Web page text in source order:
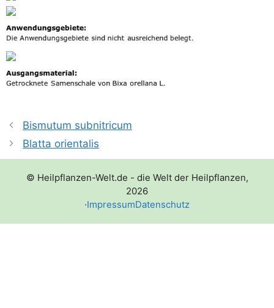
Bismutum subnitricum
Blatta orientalis
© Heilpflanzen-Welt.de - die Welt der Heilpflanzen,
2026
·ImpressumDatenschutz